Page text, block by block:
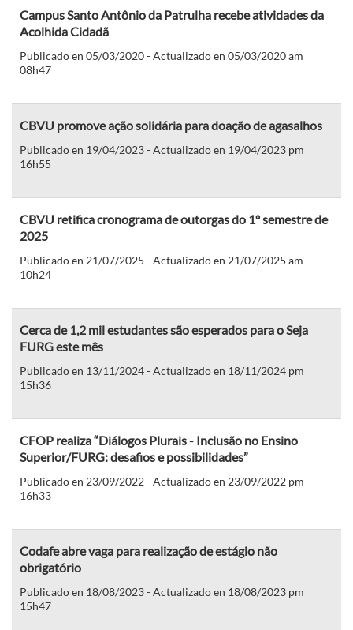
Campus Santo Antônio da Patrulha recebe atividades da
Acolhida Cidadã
Publicado en 05/03/2020 - Actualizado en 05/03/2020 am
08h47
CBVU promove ação solidária para doação de agasalhos
Publicado en 19/04/2023 - Actualizado en 19/04/2023 pm
16h55
CBVU retifica cronograma de outorgas do 1º semestre de
2025
Publicado en 21/07/2025 - Actualizado en 21/07/2025 am
10h24
Cerca de 1,2 mil estudantes são esperados para o Seja
FURG este mês
Publicado en 13/11/2024 - Actualizado en 18/11/2024 pm
15h36
CFOP realiza “Diálogos Plurais - Inclusão no Ensino
Superior/FURG: desafios e possibilidades”
Publicado en 23/09/2022 - Actualizado en 23/09/2022 pm
16h33
Codafe abre vaga para realização de estágio não
obrigatório
Publicado en 18/08/2023 - Actualizado en 18/08/2023 pm
15h47